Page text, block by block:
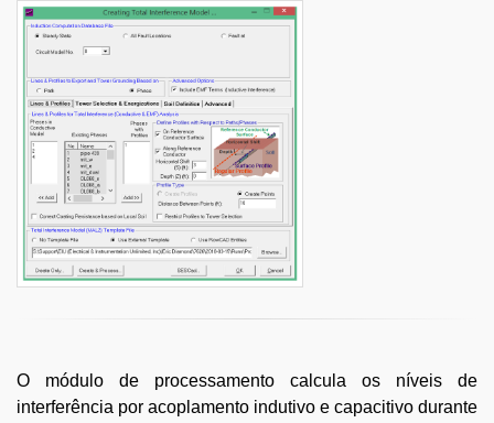
O módulo de processamento calcula os níveis de
interferência por acoplamento indutivo e capacitivo durante